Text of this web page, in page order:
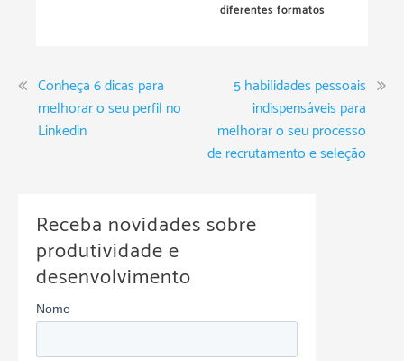
diferentes formatos
Conheça 6 dicas para
melhorar o seu perfil no
Linkedin
5 habilidades pessoais
indispensáveis para
melhorar o seu processo
de recrutamento e seleção
Receba novidades sobre
produtividade e
desenvolvimento